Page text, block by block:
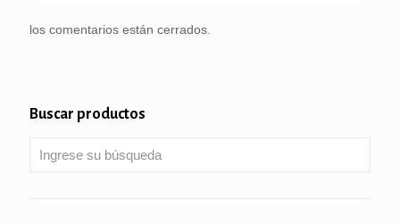
los comentarios están cerrados.
Buscar productos